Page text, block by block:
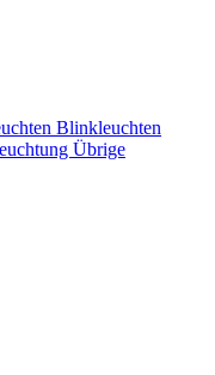
Blinkleuchten
Übrige